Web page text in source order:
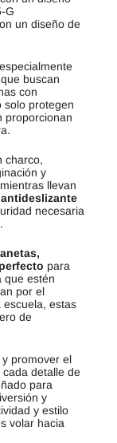
G
un diseño de
buscan
con
solo protegen
proporcionan
charco,
y
llevan
necesaria
para
que estén
por el
escuela, estas
de
promover el
detalle de
para
y
y estilo
volar hacia